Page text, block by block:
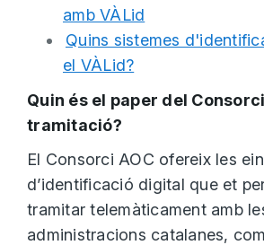
amb VÀLid
Quins sistemes
el VÀLid?
Quin és el paper del
tramitació?
El Consorci AOC ofereix les
d’identificació digital que et
tramitar telemàticament amb
administracions catalanes,